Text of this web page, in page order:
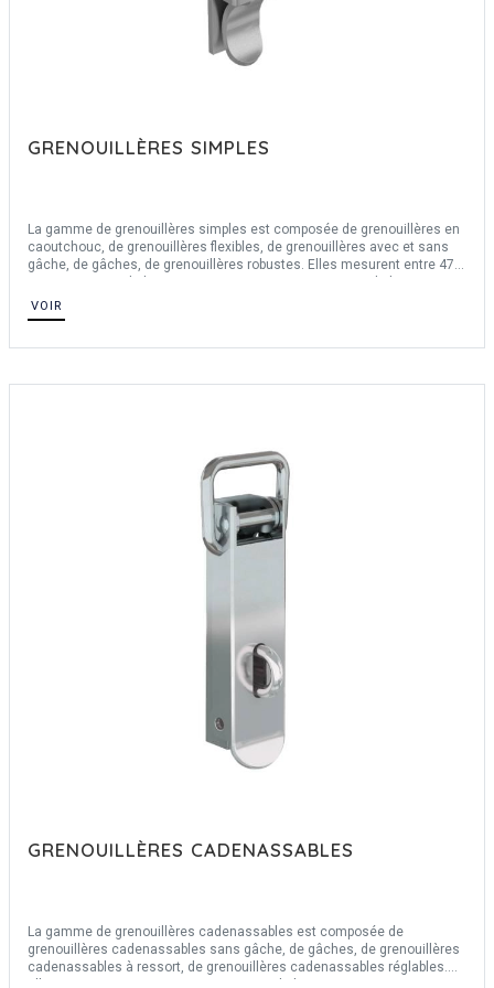
GRENOUILLÈRES SIMPLES
La gamme de grenouillères simples est composée de grenouillères en
caoutchouc, de grenouillères flexibles, de grenouillères avec et sans
gâche, de gâches, de grenouillères robustes. Elles mesurent entre 47
grenouillères simples sont en élastomère, en acier, en inox 304.
Certaines grenouillères ne s'utilisent qu'avec les gâches de référence.
VOIR
GRENOUILLÈRES CADENASSABLES
La gamme de grenouillères cadenassables est composée de
grenouillères cadenassables sans gâche, de gâches, de grenouillères
cadenassables à ressort, de grenouillères cadenassables réglables.